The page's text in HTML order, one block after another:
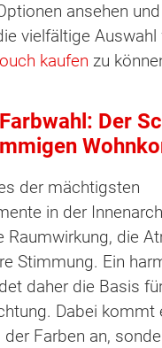
ansehen
vielfältige Auswahl
kaufen zu
Der
der mächtigsten
in der
Raumwirkung, die
Stimmung. Ein
daher die Basis
Dabei kommt
Farben an,